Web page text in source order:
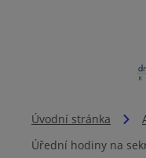
Úvodní stránka
Úřední hodiny na